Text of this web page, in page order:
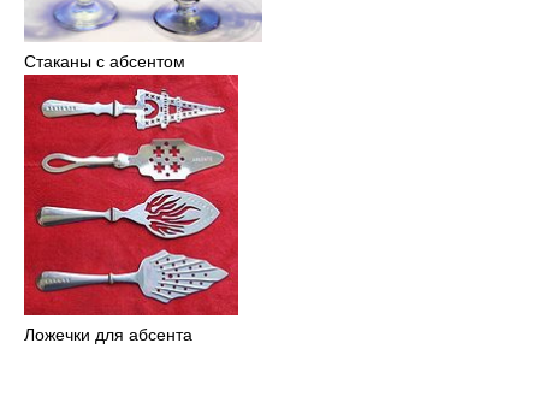
Стаканы с абсентом
Ложечки для абсента